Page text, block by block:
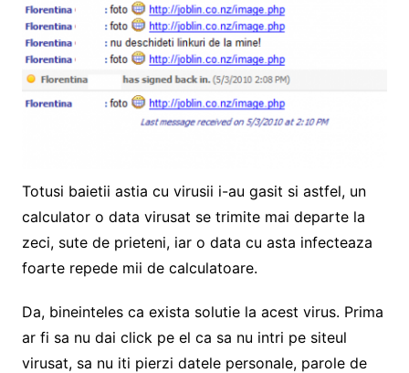
Totusi baietii astia cu virusii i-au gasit si astfel, un
calculator o data virusat se trimite mai departe la
zeci, sute de prieteni, iar o data cu asta infecteaza
foarte repede mii de calculatoare.
Da, bineinteles ca exista solutie la acest virus. Prima
ar fi sa nu dai click pe el ca sa nu intri pe siteul
virusat, sa nu iti pierzi datele personale, parole de